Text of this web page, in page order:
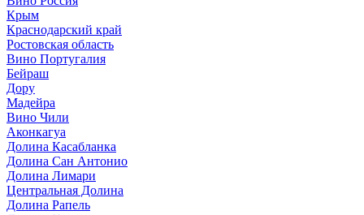
Крым
Краснодарский край
Ростовская область
Вино Португалия
Бейраш
Дору
Мадейра
Вино Чили
Аконкагуа
Долина Касабланка
Долина Сан Антонио
Долина Лимари
Центральная Долина
Долина Рапель